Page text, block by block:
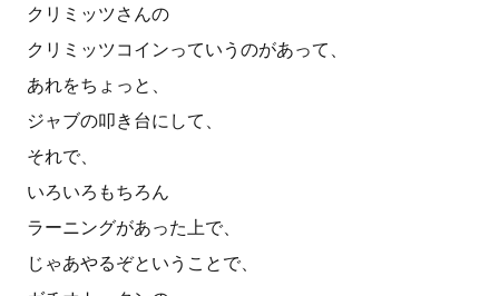
クリミッツさんの
クリミッツコインっていうのがあって、
あれをちょっと、
ジャブの叩き台にして、
それで、
いろいろもちろん
ラーニングがあった上で、
じゃあやるぞということで、